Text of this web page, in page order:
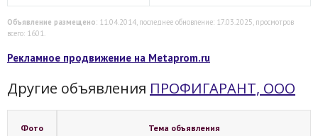
Объявление размещено: 11.04.2014, последнее обновление: 17.03.2025, просмотров
всего: 1601.
Рекламное продвижение на Metaprom.ru
Другие объявления ПРОФИГАРАНТ, ООО
Фото Тема объявления